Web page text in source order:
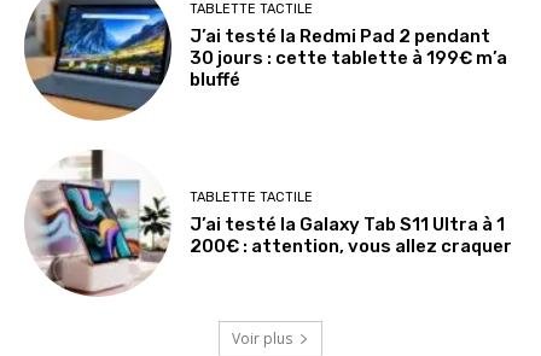
TABLETTE TACTILE
J’ai testé la Redmi Pad 2 pendant
30 jours : cette tablette à 199€ m’a
bluffé
TABLETTE TACTILE
J’ai testé la Galaxy Tab S11 Ultra à 1
200€ : attention, vous allez craquer
Voir plus